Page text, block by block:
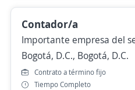
Contador/a
Importante empresa del
Bogotá, D.C., Bogotá, D.C.
Contrato a término fijo
Tiempo Completo